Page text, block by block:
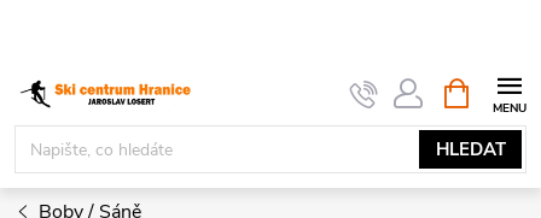
obsah
HLEDAT
NÁKUPNÍ
KOŠÍK
Boby / Sáně